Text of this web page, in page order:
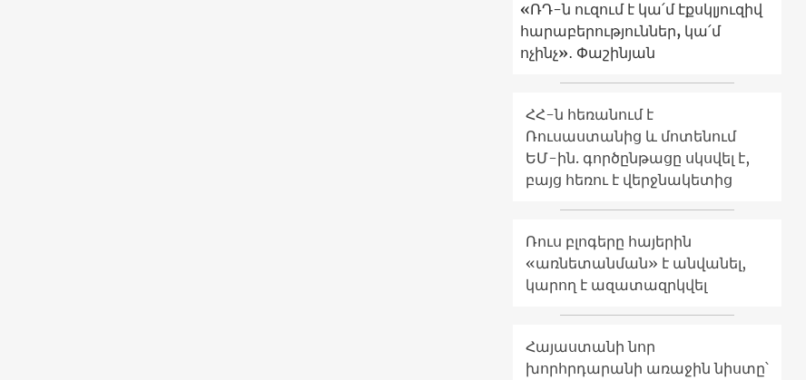
«ՌԴ-ն ուզում է կա՛մ էքսկլյուզիվ
հարաբերություններ, կա՛մ
ոչինչ»․ Փաշինյան
ՀՀ-ն հեռանում է
Ռուսաստանից և մոտենում
ԵՄ-ին. գործընթացը սկսվել է,
բայց հեռու է վերջնակետից
Ռուս բլոգերը հայերին
«առնետանման» է անվանել,
կարող է ազատազրկվել
Հայաստանի նոր
խորհրդարանի առաջին նիստը՝